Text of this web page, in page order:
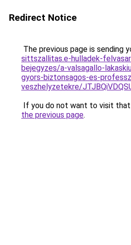
Redirect Notice
The previous page is sending
sittszallitas.e-hulladek-
bejegyzes/a-valsagallo-
gyors-biztonsagos-es-
veszhelyzetekre/
If you do not want to visit that
the previous page.